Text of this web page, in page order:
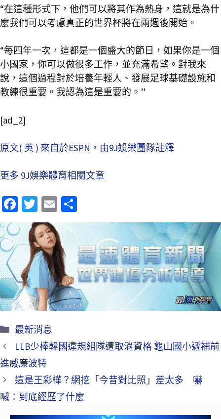
“在這種形式下，他們可以將其作為熱身，這就是為什
麼我們可以考慮真正的世界杯將在兩週後開始。
“每四年一次，這都是一個盛大的節日，如果你是一個
小國家，你可以做很多工作，並充滿希望。對我來
說，這個過程對於培養年輕人、發展足球基礎設施和
教練很重要。我認為這是重要的。”
[ad_2]
原文( 英 ) 來自於ESPN，由9J娛樂團隊註釋
更多 9J娛樂體育相關文章
Fa
ce
b
o
o
k
T
wi
tt
er
E
m
ai
l
享
最新消息
LLB少棒韓國違規組隊遭取消資格 龜山國小遞補前
進威廉波特
這是王彩樺？網挖「今昔對比照」差太多 嚇
喊：到底經歷了什麼